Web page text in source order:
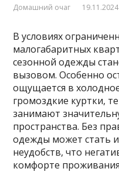
Домашний очаг 19.11.2024
В условиях
малогабаритных
сезонной одежды
вызовом. Особенно
ощущается в
громоздкие куртки,
занимают
пространства. Без
одежды может стать
неудобств, что
комфорте